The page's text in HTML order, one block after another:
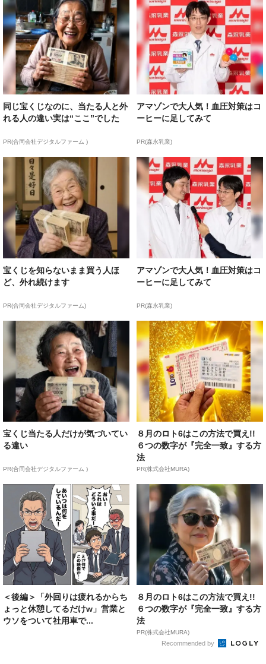
同じ宝くじなのに、当たる人と外
れる人の違い実は“ここ”でした
PR(合同会社デジタルファーム )
アマゾンで大人気！血圧対策はコ
ーヒーに足してみて
PR(森永乳業)
宝くじを知らないまま買う人ほ
ど、外れ続けます
PR(合同会社デジタルファーム)
アマゾンで大人気！血圧対策はコ
ーヒーに足してみて
PR(森永乳業)
宝くじ当たる人だけが気づいてい
る違い
PR(合同会社デジタルファーム )
８月のロト6はこの方法で買え!!
６つの数字が『完全一致』する方
法
PR(株式会社MURA)
＜後編＞「外回りは疲れるからち
ょっと休憩してるだけw」営業と
ウソをついて社用車で...
８月のロト6はこの方法で買え!!
６つの数字が『完全一致』する方
法
PR(株式会社MURA)
Recommended by